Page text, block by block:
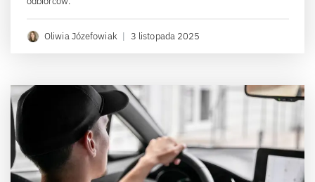
Oliwia Józefowiak | 3 listopada 2025